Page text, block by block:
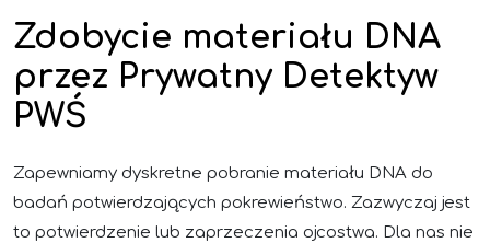
Zdobycie materiału DNA
przez Prywatny Detektyw
PWŚ
Zapewniamy dyskretne pobranie materiału DNA do
badań potwierdzających pokrewieństwo. Zazwyczaj jest
to potwierdzenie lub zaprzeczenia ojcostwa. Dla nas nie